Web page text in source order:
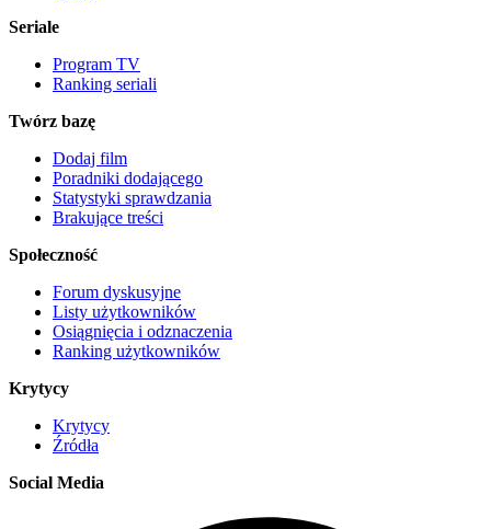
Seriale
Program TV
Ranking seriali
Twórz bazę
Dodaj film
Poradniki dodającego
Statystyki sprawdzania
Brakujące treści
Społeczność
Forum dyskusyjne
Listy użytkowników
Osiągnięcia i odznaczenia
Ranking użytkowników
Krytycy
Krytycy
Źródła
Social Media